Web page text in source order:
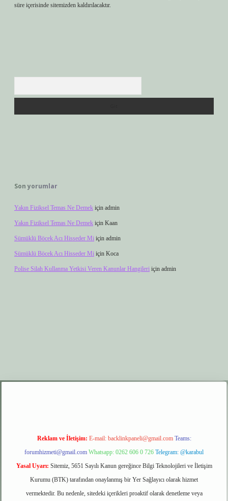
süre içerisinde sitemizden kaldırılacaktır.
Son yorumlar
Yakın Fiziksel Temas Ne Demek için admin
Yakın Fiziksel Temas Ne Demek için Kaan
Sümüklü Böcek Acı Hisseder Mi için admin
Sümüklü Böcek Acı Hisseder Mi için Koca
Polise Silah Kullanma Yetkisi Veren Kanunlar Hangileri için admin
elexbet giriş
Reklam ve İletişim: E-mail: backlinkpaneli@gmail.com Teams:
forumhizmeti@gmail.com Whatsapp: 0262 606 0 726 Telegram: @karabul
Yasal Uyarı: Sitemiz, 5651 Sayılı Kanun gereğince Bilgi Teknolojileri ve İletişim
Kurumu (BTK) tarafından onaylanmış bir Yer Sağlayıcı olarak hizmet
vermektedir. Bu nedenle, sitedeki içerikleri proaktif olarak denetleme veya